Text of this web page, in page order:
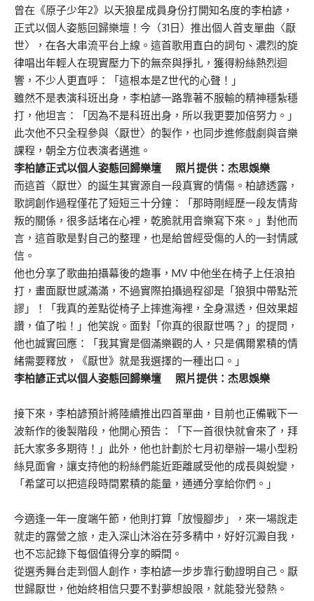
曾在《原子少年2》以天狼星成員身份打開知名度的李柏諺，
正式以個人姿態回歸樂壇！今（31日）推出個人首支單曲〈厭
世〉，在各大串流平台上線。這首歌用直白的詞句、濃烈的旋
律唱出年輕人在現實壓力下的無奈與掙扎，獲得粉絲熱烈迴
響，不少人更直呼：「這根本是Z世代的心聲！」
雖然不是表演科班出身，李柏諺一路靠著不服輸的精神穩紮穩
打，他坦言：「因為不是科班出身，所以我更要加倍努力。」
此次他不只全程參與〈厭世〉的製作，也同步進修戲劇與音樂
課程，朝全方位表演者邁進。
李柏諺正式以個人姿態回歸樂壇 照片提供：杰思娛樂
而這首〈厭世〉的誕生其實源自一段真實的情傷。柏諺透露，
歌詞創作過程僅花了短短三十分鐘：「那時剛經歷一段友情背
叛的關係，很多話堵在心裡，乾脆就用音樂寫下來。」對他而
言，這首歌是對自己的整理，也是給曾經受傷的人的一封情感
信。
他也分享了歌曲拍攝幕後的趣事，MV 中他坐在椅子上任浪拍
打，畫面厭世感滿滿，不過實際拍攝過程卻是「狼狽中帶點荒
謬」！「我真的差點從椅子上摔進海裡，全身濕透，但效果超
讚，值了啦！」他笑說。 面對「你真的很厭世嗎？」的提問，
他也誠實回應：「我其實是個滿樂觀的人，只是偶爾累積的情
緒需要釋放，《厭世》就是我選擇的一種出口。」
李柏諺正式以個人姿態回歸樂壇 照片提供：杰思娛樂
接下來，李柏諺預計將陸續推出四首單曲，目前也正備戰下一
波新作的後製階段，他開心預告：「下一首很快就會來了，拜
託大家多多期待！」此外，他也計劃於七月初舉辦一場小型粉
絲見面會，讓支持他的粉絲們能近距離感受他的成長與蛻變，
「希望可以把這段時間累積的能量，通通分享給你們。」
今適逢一年一度端午節，他則打算「放慢腳步」，來一場說走
就走的露營之旅，走入深山沐浴在芬多精中，好好沉澱自我，
也不忘記錄下每個值得分享的瞬間。
從選秀舞台走到個人創作，李柏諺一步步靠行動證明自己。厭
世歸厭世，他始終相信只要不對夢想設限，就能發光發熱。